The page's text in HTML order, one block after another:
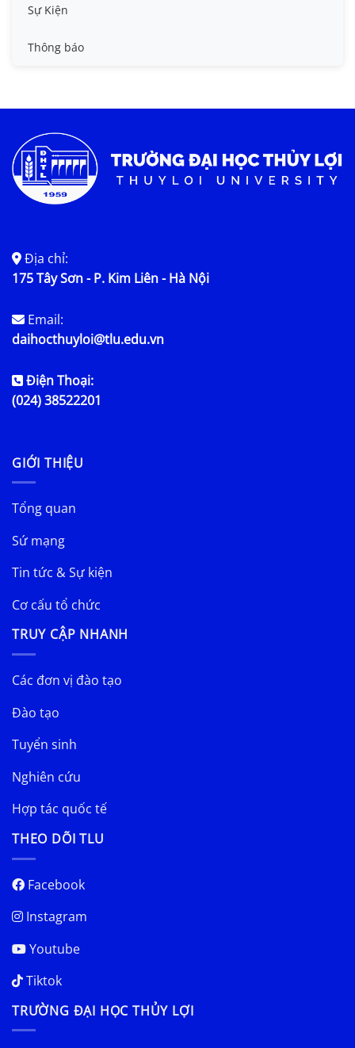
Tin công tác sinh viên
Tin đào tạo
Tin tức chung
Sự Kiện
Thông báo
Địa chỉ:
175 Tây Sơn - P. Kim Liên - Hà Nội
Email:
daihocthuyloi@tlu.edu.vn
Điện Thoại:
(024) 38522201
GIỚI THIỆU
Tổng quan
Sứ mạng
Tin tức & Sự kiện
Cơ cấu tổ chức
TRUY CẬP NHANH
Các đơn vị đào tạo
Đào tạo
Tuyển sinh
Nghiên cứu
Hợp tác quốc tế
THEO DÕI TLU
Facebook
Instagram
Youtube
Tiktok
TRƯỜNG ĐẠI HỌC THỦY LỢI